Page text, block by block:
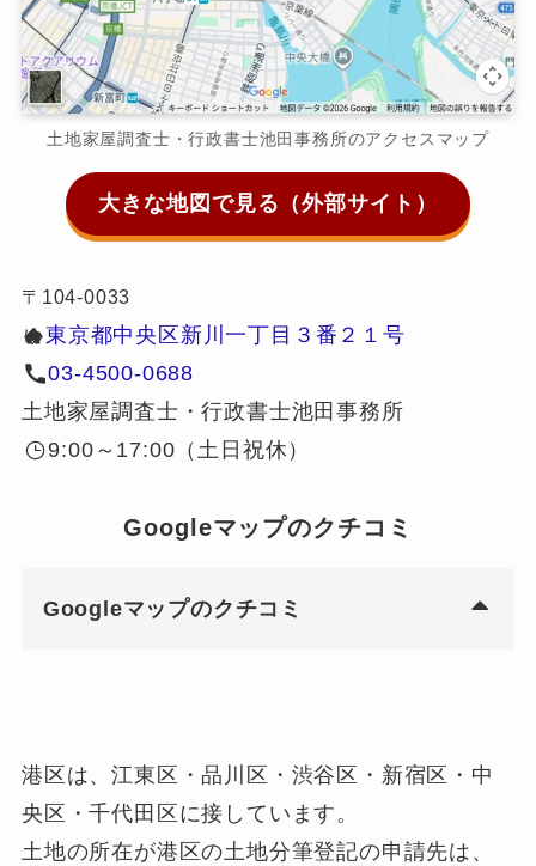
土地家屋調査士・行政書士池田事務所のアクセスマップ
大きな地図で見る（外部サイト）
〒104-0033
ゆ東京都中央区新川一丁目３番２１号
03-4500-0688
土地家屋調査士・行政書士池田事務所
9:00～17:00（土日祝休）
Googleマップのクチコミ
Googleマップのクチコミ
港区は、江東区・品川区・渋谷区・新宿区・中
央区・千代田区に接しています。
土地の所在が港区の土地分筆登記の申請先は、